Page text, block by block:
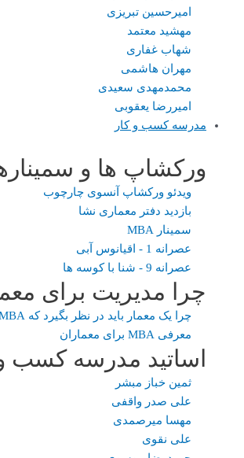
امیرحسین تبریزی
مهشید معتمد
شهاب غفاری
مهران هاشمی
محمدمهدی سعیدی
امیررضا یعقوبی
مدرسه کسب و کار
ورکشاپ ها و
ویدئو ورکشاپ آنسوی چارچوب
بازدید دفتر معماری نشا
سمینار MBA
عصرانه 1 - اقیانوس آبی
عصرانه 9 - شنا با کوسه ها
چرا مدیریت برای
چرا یک معمار باید در نظر بگیرد که MBA بیاموزد؟ آیا واقعاً ارزش دارد؟
معرفی MBA برای معماران
اساتید مدرسه کسب و
ثمین خباز مبشر
علی صدر واقفی
مهسا میرصمدی
علی نقوی